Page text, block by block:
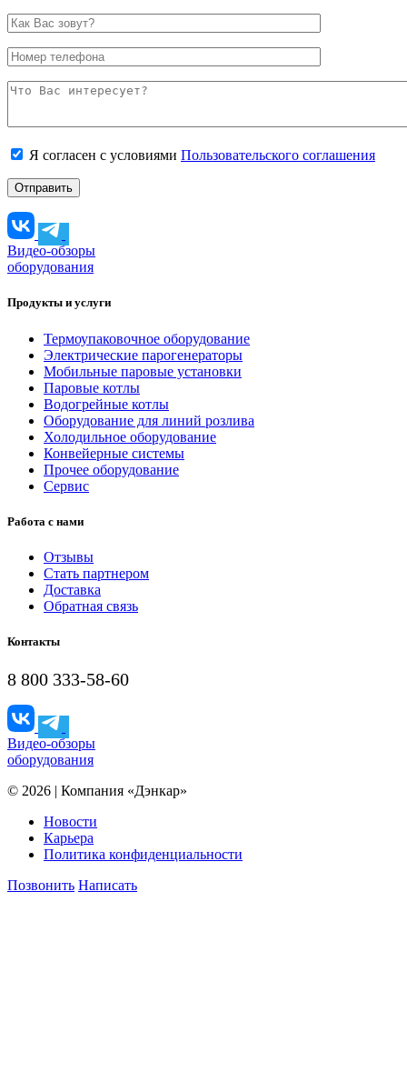
Я согласен с условиями Пользовательского соглашения
Видео-обзоры
оборудования
Продукты и услуги
Термоупаковочное оборудование
Электрические парогенераторы
Мобильные паровые установки
Паровые котлы
Водогрейные котлы
Оборудование для линий розлива
Холодильное оборудование
Конвейерные системы
Прочее оборудование
Сервис
Работа с нами
Отзывы
Стать партнером
Доставка
Обратная связь
Контакты
8 800 333-58-60
Видео-обзоры
оборудования
© 2026 | Компания «Дэнкар»
Новости
Карьера
Политика конфиденциальности
Позвонить Написать